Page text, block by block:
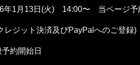
1月13日(火) 14:00〜 当ページ予
ジット決済及びPayPalへのご登録)
約開始日